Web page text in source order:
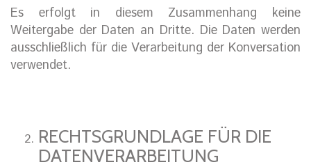
Es erfolgt in diesem Zusammenhang keine
Weitergabe der Daten an Dritte. Die Daten werden
ausschließlich für die Verarbeitung der Konversation
verwendet.
RECHTSGRUNDLAGE FÜR DIE
DATENVERARBEITUNG